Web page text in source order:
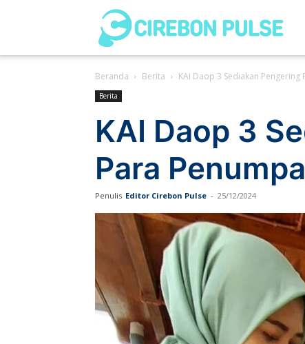
Beranda Berita KAI Daop 3 Sediakan
Berita
KAI Daop 3
Para
Penulis Editor Cirebon Pulse - 25/12/2024